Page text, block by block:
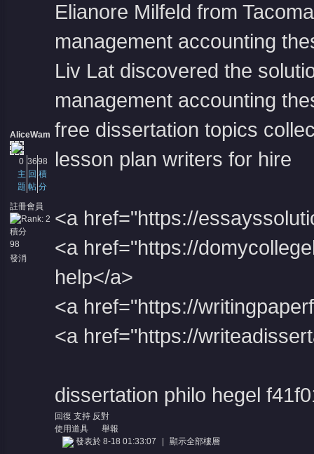
AliceWam
0
主
題
36
回
帖
98
積
分
註冊會員
積分
98
發消
Elianore Milfeld from
management accounting
Liv Lat discovered the
management accounting
free dissertation topics
lesson plan writers for hire
<a href="https://
<a href="https://
help</a>
<a href="https://
<a href="https://
dissertation philo hegel
回復 支持 反對
使用道具
舉報
發表於 8-18 01:33:07
顯示全部樓層